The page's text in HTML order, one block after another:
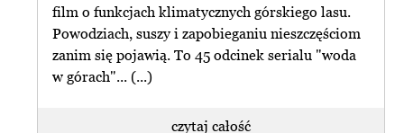
film o funkcjach klimatycznych górskiego lasu.
Powodziach, suszy i zapobieganiu nieszczęściom
zanim się pojawią. To 45 odcinek serialu "woda
w górach"... (...)
czytaj całość